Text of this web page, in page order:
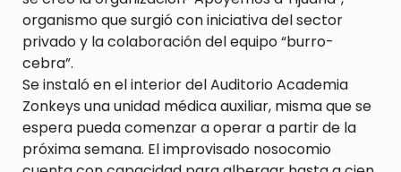
organismo que surgió con iniciativa del sector
privado y la colaboración del equipo “burro-
cebra”.
Se instaló en el interior del Auditorio Academia
Zonkeys una unidad médica auxiliar, misma que se
espera pueda comenzar a operar a partir de la
próxima semana. El improvisado nosocomio